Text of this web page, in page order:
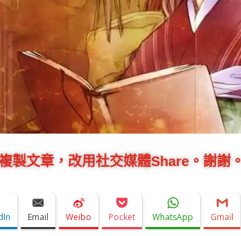
製文章，改用社交媒體Share。謝謝。
Email Weibo Pocket WhatsApp Gmail